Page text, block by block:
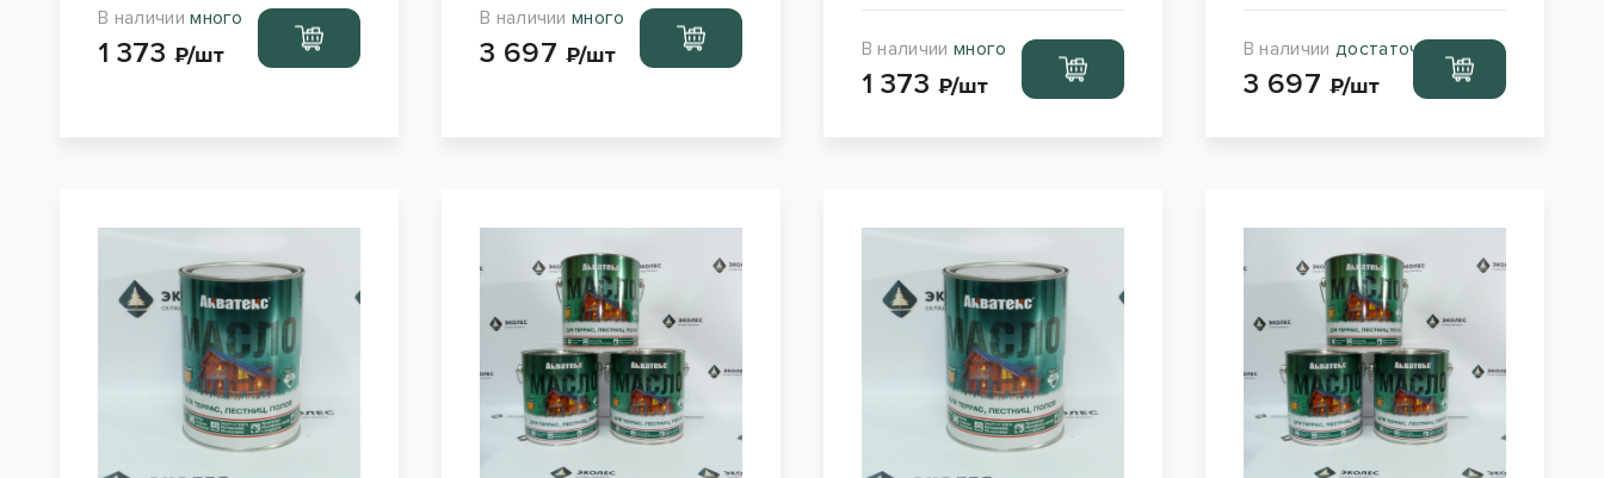
В наличиимного
1 373 ₽/шт
Перейти
в корзину
В наличиимного
3 697 ₽/шт
Перейти
в корзину
В наличиимного
1 373 ₽/шт
Перейти
в корзину
В наличии достаточно
3 697 ₽/шт
Перейти
в корзину